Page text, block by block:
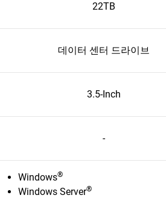
22TB
데이터 센터 드라이브
3.5-Inch
-
Windows®
Windows Server®